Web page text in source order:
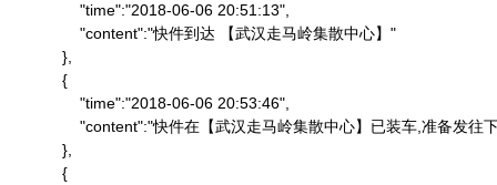
                "time":"2018-06-06 20:51:13",
                "content":"快件到达 【武汉走马岭集散中心】"
            },
            {
                "time":"2018-06-06 20:53:46",
"content":"快件在【武汉走马岭集散中心】已装车,准备发往
            },
            {